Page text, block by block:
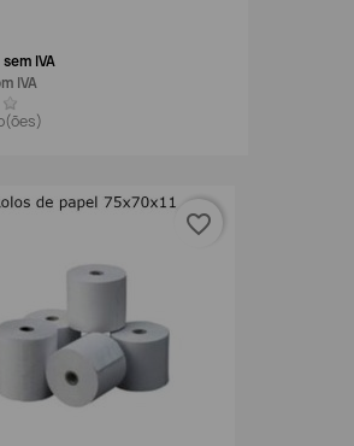
sem IVA
IVA
favorite_border